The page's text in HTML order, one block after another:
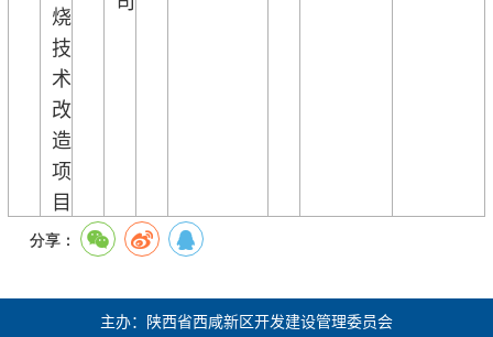
烧
技
术
改
造
项
目
分享：
主办：陕西省西咸新区开发建设管理委员会